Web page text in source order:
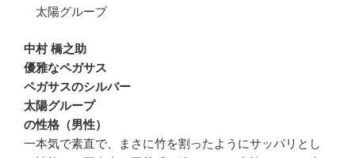
太陽グループ
中村 橋之助
優雅なペガサス
ペガサスのシルバー
太陽グループ
の性格（男性）
一本気で素直で、まさに竹を割ったようにサッパリとし